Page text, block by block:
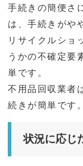
手続きの簡便さ
は、手続きがや
リサイクルショ
うかの不確定要
単です。
不用品回収業者
続きが簡単です。
状況に応じ